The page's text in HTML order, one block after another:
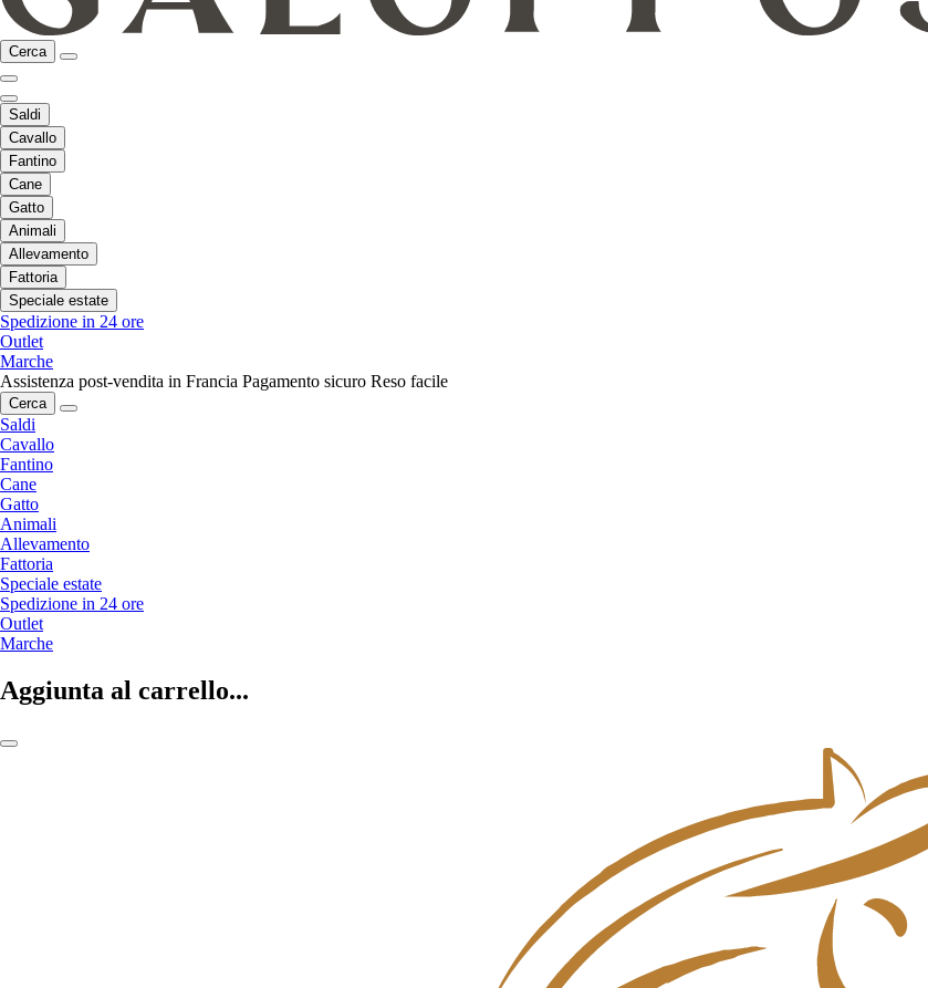
Cerca
Saldi
Cavallo
Fantino
Cane
Gatto
Animali
Allevamento
Fattoria
Speciale estate
Spedizione in 24 ore
Outlet
Marche
Assistenza post-vendita in Francia Pagamento sicuro Reso facile
Cerca
Saldi
Cavallo
Fantino
Cane
Gatto
Animali
Allevamento
Fattoria
Speciale estate
Spedizione in 24 ore
Outlet
Marche
Aggiunta al carrello...